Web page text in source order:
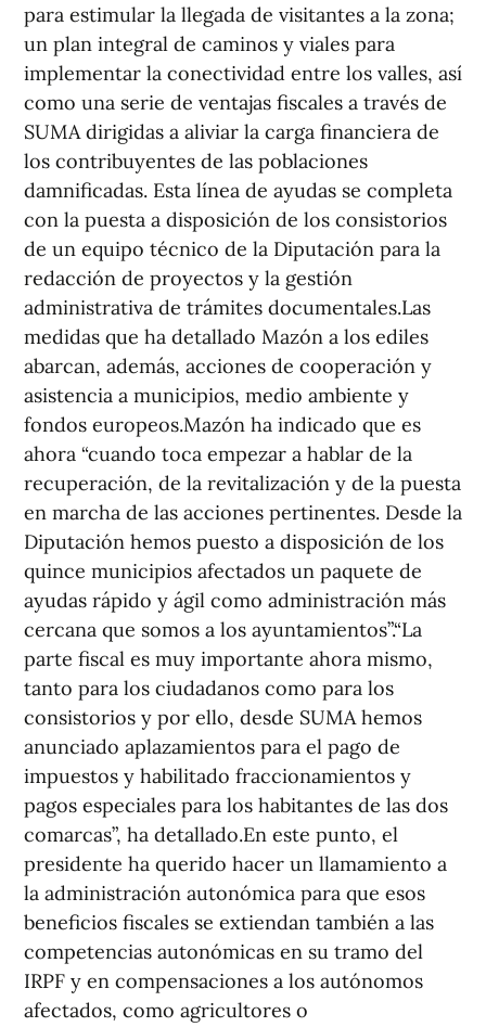
para estimular la llegada de visitantes a la zona;
un plan integral de caminos y viales para
implementar la conectividad entre los valles, así
como una serie de ventajas fiscales a través de
SUMA dirigidas a aliviar la carga financiera de
los contribuyentes de las poblaciones
damnificadas. Esta línea de ayudas se completa
con la puesta a disposición de los consistorios
de un equipo técnico de la Diputación para la
redacción de proyectos y la gestión
administrativa de trámites documentales.Las
medidas que ha detallado Mazón a los ediles
abarcan, además, acciones de cooperación y
asistencia a municipios, medio ambiente y
fondos europeos.Mazón ha indicado que es
ahora “cuando toca empezar a hablar de la
recuperación, de la revitalización y de la puesta
en marcha de las acciones pertinentes. Desde la
Diputación hemos puesto a disposición de los
quince municipios afectados un paquete de
ayudas rápido y ágil como administración más
cercana que somos a los ayuntamientos”.“La
parte fiscal es muy importante ahora mismo,
tanto para los ciudadanos como para los
consistorios y por ello, desde SUMA hemos
anunciado aplazamientos para el pago de
impuestos y habilitado fraccionamientos y
pagos especiales para los habitantes de las dos
comarcas”, ha detallado.En este punto, el
presidente ha querido hacer un llamamiento a
la administración autonómica para que esos
beneficios fiscales se extiendan también a las
competencias autonómicas en su tramo del
IRPF y en compensaciones a los autónomos
afectados, como agricultores o